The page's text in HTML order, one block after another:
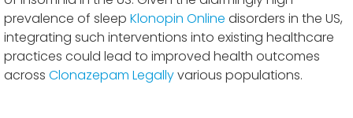
prevalence of sleep Klonopin Online disorders in the US,
integrating such interventions into existing healthcare
practices could lead to improved health outcomes
across Clonazepam Legallyvarious populations.